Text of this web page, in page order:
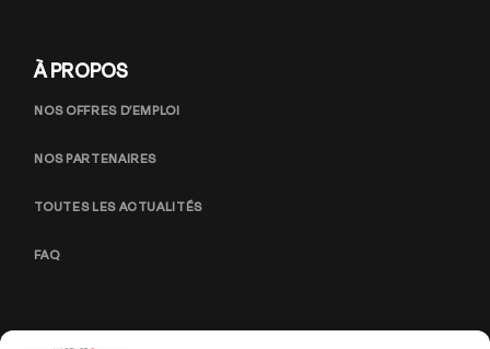
À PROPOS
NOS OFFRES D’EMPLOI
NOS PARTENAIRES
TOUTES LES ACTUALITÉS
FAQ